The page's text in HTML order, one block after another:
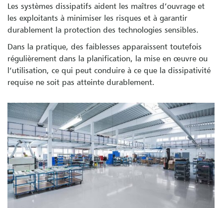
Les systèmes dissipatifs aident les maîtres d’ouvrage et
les exploitants à minimiser les risques et à garantir
durablement la protection des technologies sensibles.
Dans la pratique, des faiblesses apparaissent toutefois
régulièrement dans la planification, la mise en œuvre ou
l’utilisation, ce qui peut conduire à ce que la dissipativité
requise ne soit pas atteinte durablement.